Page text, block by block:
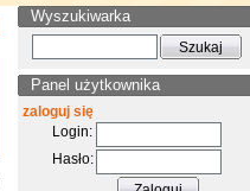
Wyszukiwarka
Panel użytkownika
zaloguj się
Login:
Hasło: